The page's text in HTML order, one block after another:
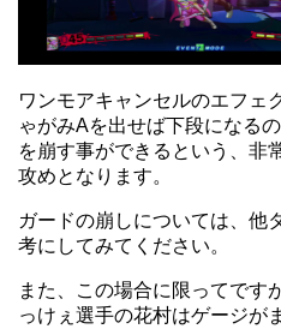
ワンモアキャンセルのエフェ
ゃがみAを出せば下段になる
を崩す事ができるという、非
攻めとなります。
ガードの崩しについては、他
考にしてみてください。
また、この場合に限ってです
っけぇ選手の花村はゲージが